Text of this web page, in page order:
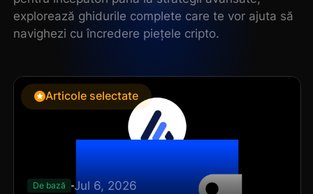
explorează ghidurile complete care te vor ajuta să
navighezi cu încredere piețele cripto.
Articole selectate
De bază Jul 6, 2026